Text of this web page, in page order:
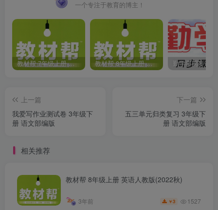
一个专注于教育的博主！
教材帮 7年级上册 语文人教版(2023秋) 教材帮 8年级上册 语文人教版(2023秋)
上一篇
我爱写作业测试卷 3年级下
册 语文部编版
下一篇
五三单元归类复习 3年级下
册 语文部编版
相关推荐
教材帮 8年级上册 英语人教版(2022秋)
3年前 ￥3 1527